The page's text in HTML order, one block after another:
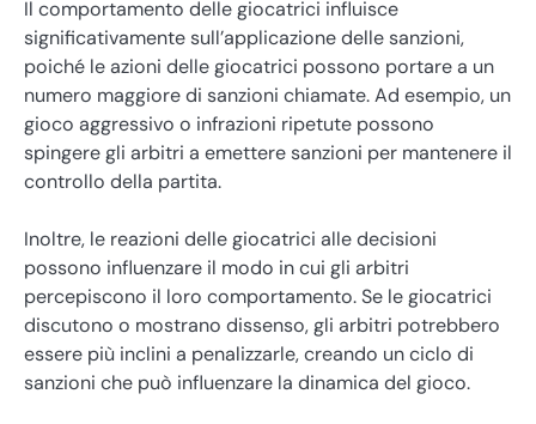
Il comportamento delle giocatrici influisce
significativamente sull’applicazione delle sanzioni,
poiché le azioni delle giocatrici possono portare a un
numero maggiore di sanzioni chiamate. Ad esempio, un
gioco aggressivo o infrazioni ripetute possono
spingere gli arbitri a emettere sanzioni per mantenere il
controllo della partita.
Inoltre, le reazioni delle giocatrici alle decisioni
possono influenzare il modo in cui gli arbitri
percepiscono il loro comportamento. Se le giocatrici
discutono o mostrano dissenso, gli arbitri potrebbero
essere più inclini a penalizzarle, creando un ciclo di
sanzioni che può influenzare la dinamica del gioco.